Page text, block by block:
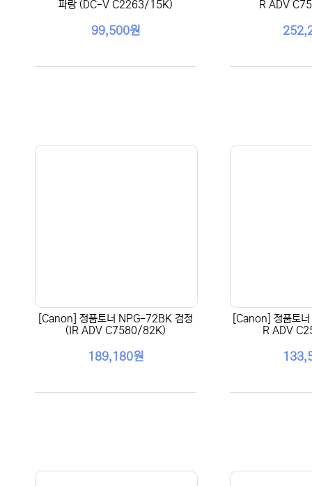
파랑 (DC-V C2263/15K)
99,500원
R ADV
[Canon] 정품토너 NPG-72BK 검정
(IR ADV C7580/82K)
189,180원
[Canon] 정품토
R ADV